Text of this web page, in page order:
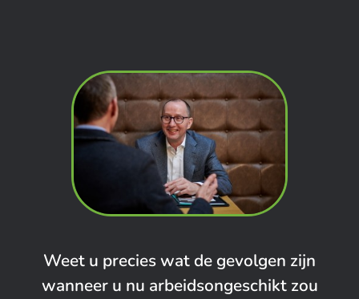
Weet u precies wat de gevolgen zijn
wanneer u nu arbeidsongeschikt zou